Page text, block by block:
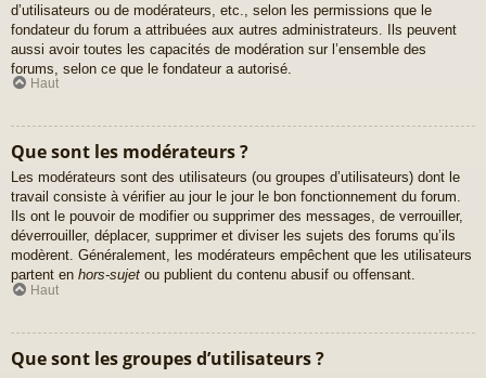
d’utilisateurs ou de modérateurs, etc., selon les permissions que le
fondateur du forum a attribuées aux autres administrateurs. Ils peuvent
aussi avoir toutes les capacités de modération sur l’ensemble des
forums, selon ce que le fondateur a autorisé.
Haut
Que sont les modérateurs ?
Les modérateurs sont des utilisateurs (ou groupes d’utilisateurs) dont le
travail consiste à vérifier au jour le jour le bon fonctionnement du forum.
Ils ont le pouvoir de modifier ou supprimer des messages, de verrouiller,
déverrouiller, déplacer, supprimer et diviser les sujets des forums qu’ils
modèrent. Généralement, les modérateurs empêchent que les utilisateurs
partent en hors-sujet ou publient du contenu abusif ou offensant.
Haut
Que sont les groupes d’utilisateurs ?